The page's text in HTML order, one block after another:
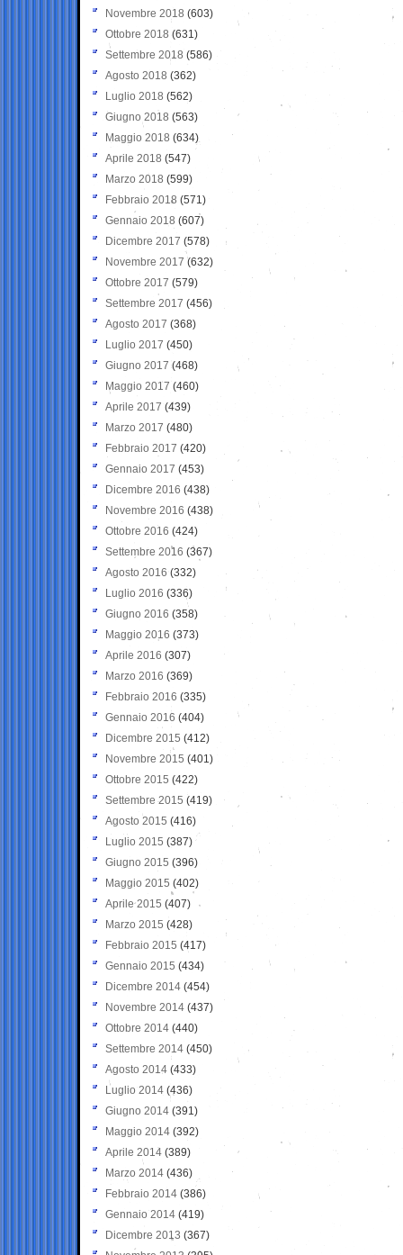
Novembre 2018 (603)
Ottobre 2018 (631)
Settembre 2018 (586)
Agosto 2018 (362)
Luglio 2018 (562)
Giugno 2018 (563)
Maggio 2018 (634)
Aprile 2018 (547)
Marzo 2018 (599)
Febbraio 2018 (571)
Gennaio 2018 (607)
Dicembre 2017 (578)
Novembre 2017 (632)
Ottobre 2017 (579)
Settembre 2017 (456)
Agosto 2017 (368)
Luglio 2017 (450)
Giugno 2017 (468)
Maggio 2017 (460)
Aprile 2017 (439)
Marzo 2017 (480)
Febbraio 2017 (420)
Gennaio 2017 (453)
Dicembre 2016 (438)
Novembre 2016 (438)
Ottobre 2016 (424)
Settembre 2016 (367)
Agosto 2016 (332)
Luglio 2016 (336)
Giugno 2016 (358)
Maggio 2016 (373)
Aprile 2016 (307)
Marzo 2016 (369)
Febbraio 2016 (335)
Gennaio 2016 (404)
Dicembre 2015 (412)
Novembre 2015 (401)
Ottobre 2015 (422)
Settembre 2015 (419)
Agosto 2015 (416)
Luglio 2015 (387)
Giugno 2015 (396)
Maggio 2015 (402)
Aprile 2015 (407)
Marzo 2015 (428)
Febbraio 2015 (417)
Gennaio 2015 (434)
Dicembre 2014 (454)
Novembre 2014 (437)
Ottobre 2014 (440)
Settembre 2014 (450)
Agosto 2014 (433)
Luglio 2014 (436)
Giugno 2014 (391)
Maggio 2014 (392)
Aprile 2014 (389)
Marzo 2014 (436)
Febbraio 2014 (386)
Gennaio 2014 (419)
Dicembre 2013 (367)